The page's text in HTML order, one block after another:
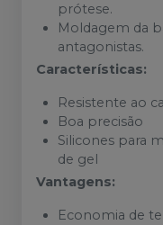
prótese.
Moldagem da
antagonistas.
Características:
Resistente ao
Boa precisão
Silicones para
de gel
Vantagens:
Economia de